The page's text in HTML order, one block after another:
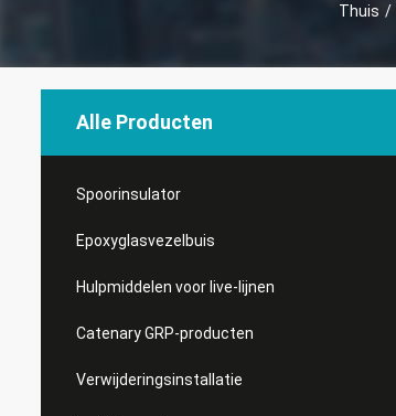
Thuis /
Alle Producten
Spoorinsulator
Epoxyglasvezelbuis
Hulpmiddelen voor live-lijnen
Catenary GRP-producten
Verwijderingsinstallatie